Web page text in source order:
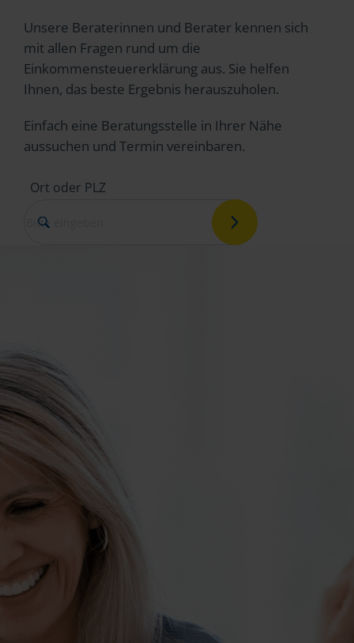
Unsere Beraterinnen und Berater kennen sich
mit allen Fragen rund um die
Einkommensteuererklärung aus. Sie helfen
Ihnen, das beste Ergebnis herauszuholen.
Einfach eine Beratungsstelle in Ihrer Nähe
aussuchen und Termin vereinbaren.
Ort oder PLZ